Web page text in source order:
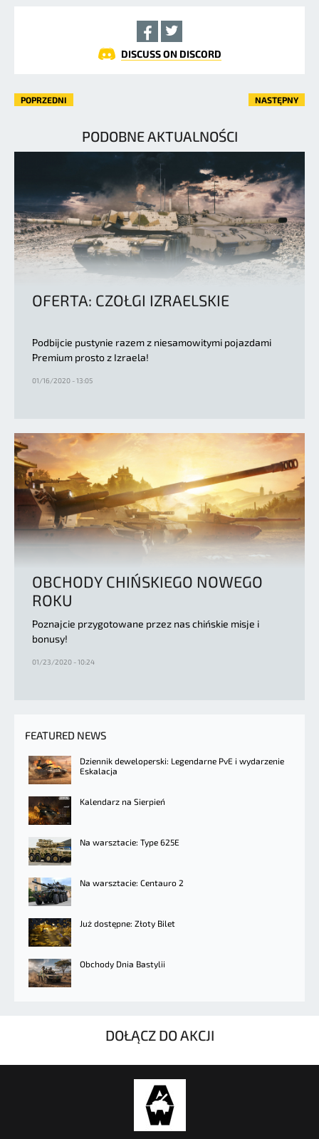
DISCUSS ON DISCORD
POPRZEDNI NASTĘPNY
PODOBNE AKTUALNOŚCI
OFERTA: CZOŁGI IZRAELSKIE
Podbijcie pustynie razem z niesamowitymi pojazdami
Premium prosto z Izraela!
01/16/2020 - 13:05
OBCHODY CHIŃSKIEGO NOWEGO
ROKU
Poznajcie przygotowane przez nas chińskie misje i
bonusy!
01/23/2020 - 10:24
FEATURED NEWS
Dziennik deweloperski: Legendarne PvE i wydarzenie
Eskalacja
Kalendarz na Sierpień
Na warsztacie: Type 625E
Na warsztacie: Centauro 2
Już dostępne: Złoty Bilet
Obchody Dnia Bastylii
DOŁĄCZ DO AKCJI